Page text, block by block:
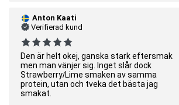
Anton Kaati
Verifierad kund
Den är helt okej, ganska stark eftersmak
men man vänjer sig. Inget slår dock
Strawberry/Lime smaken av samma
protein, utan och tveka det bästa jag
smakat.